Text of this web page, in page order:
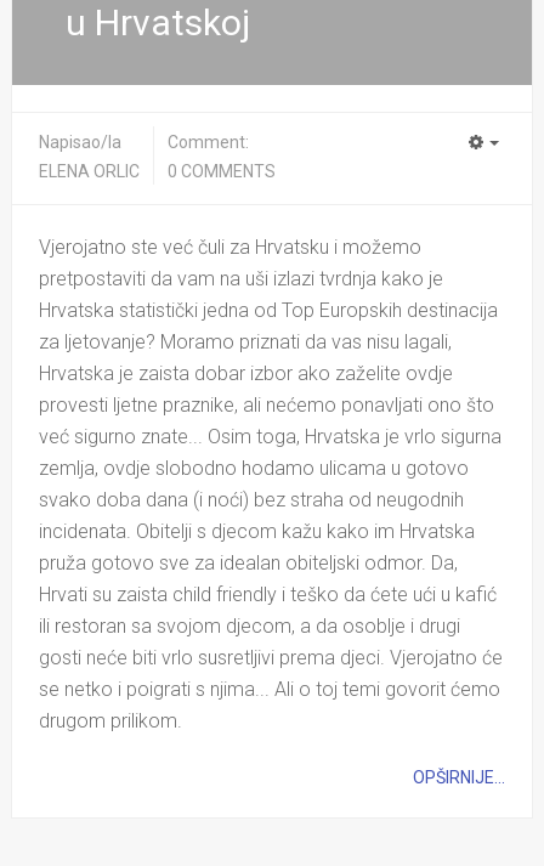
u Hrvatskoj
Napisao/la
ELENA ORLIC
Comment:
0 COMMENTS
Vjerojatno ste već čuli za Hrvatsku i možemo
pretpostaviti da vam na uši izlazi tvrdnja kako je
Hrvatska statistički jedna od Top Europskih destinacija
za ljetovanje? Moramo priznati da vas nisu lagali,
Hrvatska je zaista dobar izbor ako zaželite ovdje
provesti ljetne praznike, ali nećemo ponavljati ono što
već sigurno znate... Osim toga, Hrvatska je vrlo sigurna
zemlja, ovdje slobodno hodamo ulicama u gotovo
svako doba dana (i noći) bez straha od neugodnih
incidenata. Obitelji s djecom kažu kako im Hrvatska
pruža gotovo sve za idealan obiteljski odmor. Da,
Hrvati su zaista child friendly i teško da ćete ući u kafić
ili restoran sa svojom djecom, a da osoblje i drugi
gosti neće biti vrlo susretljivi prema djeci. Vjerojatno će
se netko i poigrati s njima... Ali o toj temi govorit ćemo
drugom prilikom.
OPŠIRNIJE...